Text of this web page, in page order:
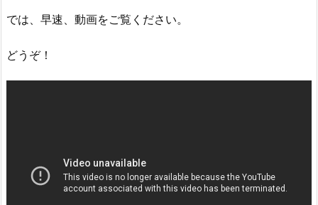
では、早速、動画をご覧ください。
どうぞ！